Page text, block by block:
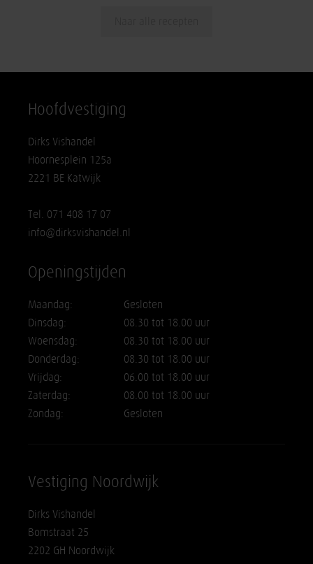
Hoofdvestiging
Dirks Vishandel
Hoornesplein 125a
2221 BE Katwijk
Tel. 071 408 17 07
info@dirksvishandel.nl
Openingstijden
Maandag:
Gesloten
Dinsdag:
08.30 tot 18.00 uur
Woensdag:
08.30 tot 18.00 uur
Donderdag:
08.30 tot 18.00 uur
Vrijdag:
06.00 tot 18.00 uur
Zaterdag:
08.00 tot 18.00 uur
Zondag:
Gesloten
Vestiging Noordwijk
Dirks Vishandel
Bomstraat 25
2202 GH Noordwijk